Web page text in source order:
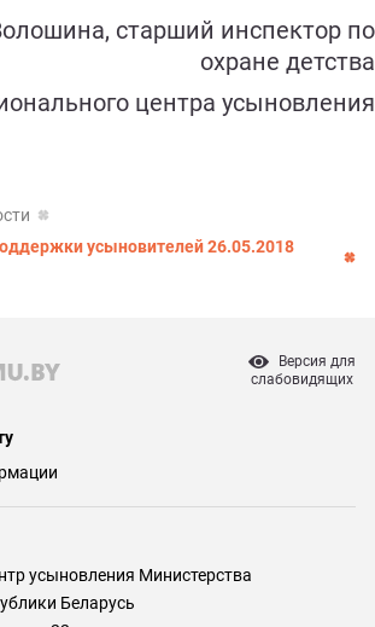
старший инспектор по
охране детства
центра усыновления
усыновителей 26.05.2018
Версия для
слабовидящих
усыновления Министерства
Беларусь